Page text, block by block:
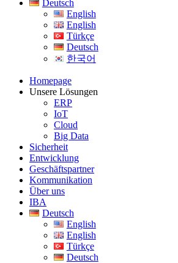
Deutsch
English
English
Türkçe
Deutsch
한국어
Homepage
Unsere Lösungen
ERP
IoT
Cloud
Big Data
Sicherheit
Entwicklung
Geschäftspartner
Kommunikation
Über uns
IBA
Deutsch
English
English
Türkçe
Deutsch